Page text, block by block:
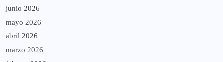
junio 2026
mayo 2026
abril 2026
marzo 2026